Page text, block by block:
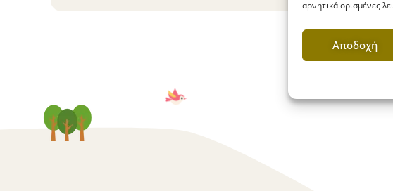
αρνητικά ορισμένες
Αποδοχή